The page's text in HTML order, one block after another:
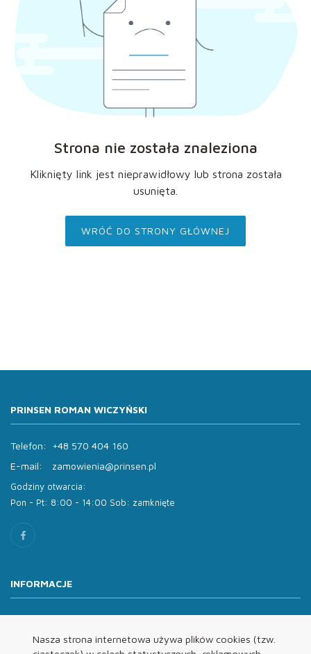
Nasza strona internetowa używa plików cookies (tzw.
Strona nie została znaleziona
Kliknięty link jest nieprawidłowy lub strona została
usunięta.
WRÓĆ DO STRONY GŁÓWNEJ
PRINSEN ROMAN WICZYŃSKI
Telefon:
+48 570 404 160
E-mail:
zamowienia@prinsen.pl
Godziny otwarcia:
Pon - Pt: 8:00 - 14:00 Sob: zamknięte
INFORMACJE
Oferta